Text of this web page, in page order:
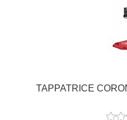
TAPPATRICE